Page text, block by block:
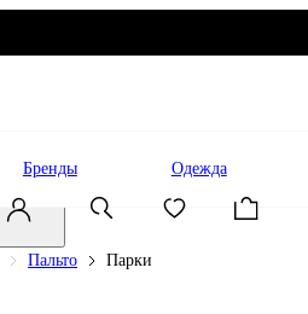
Бренды Одежда
Пальто Парки